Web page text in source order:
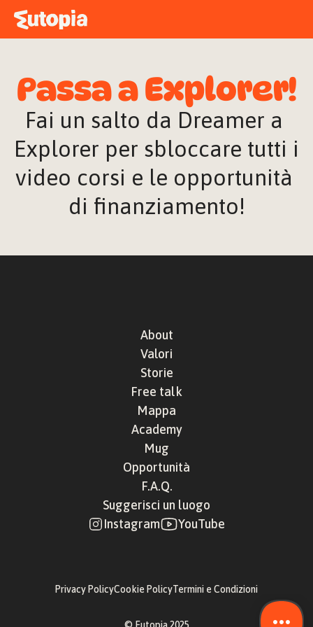
STORIE
FREE TALK
ACCEDI
Passa a Explorer!
Fai un salto da Dreamer a
Explorer per sbloccare tutti i
video corsi e le opportunità
di finanziamento!
About
Valori
Storie
Free talk
Mappa
Academy
Mug
Opportunità
F.A.Q.
Suggerisci un luogo
Instagram
YouTube
Privacy PolicyCookie PolicyTermini e Condizioni